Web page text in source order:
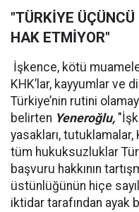
"TÜRKİYE
HAK ETMİYOR"
İşkence, kötü
KHK’lar, kayyumlar ve
Türkiye’nin rutini
belirten Yeneroğlu,
yasakları, tutuklamalar,
tüm hukuksuzluklar
başvuru hakkının
üstünlüğünün hiçe
iktidar tarafından ayak